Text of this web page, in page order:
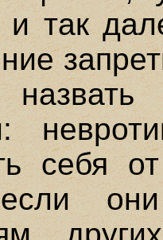
так
себя